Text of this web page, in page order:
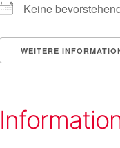
Keine
WEITERE